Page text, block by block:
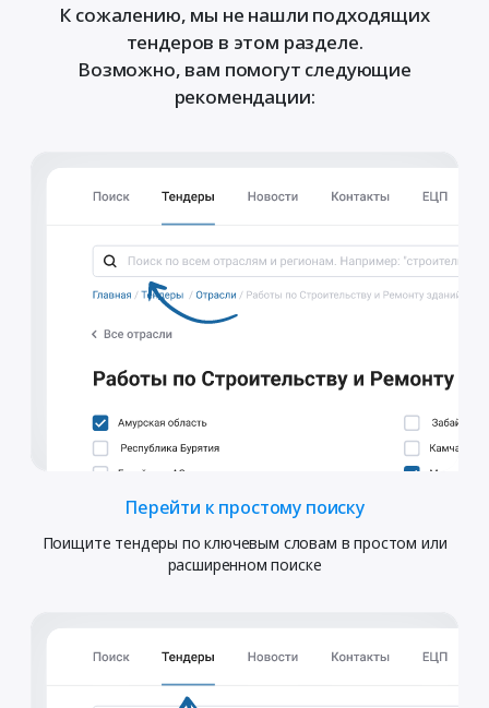
К сожалению, мы не нашли подходящих
тендеров в этом разделе.
Возможно, вам помогут следующие
рекомендации:
Перейти к простому поиску
Поищите тендеры по ключевым словам в простом или
расширенном поиске